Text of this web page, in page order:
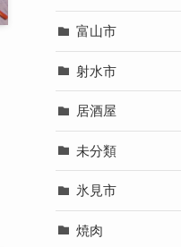
富山市
射水市
居酒屋
未分類
氷見市
焼肉